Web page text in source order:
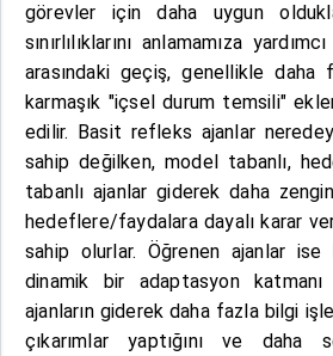
görevler için daha uygun
sınırlılıklarını anlamamıza
arasındaki geçiş, genellikle
karmaşık "içsel durum temsili"
edilir. Basit refleks ajanlar
sahip değilken, model tabanlı,
tabanlı ajanlar giderek daha
hedeflere/faydalara dayalı karar
sahip olurlar. Öğrenen ajanlar ise
dinamik bir adaptasyon katmanı
ajanların giderek daha fazla bilgi
çıkarımlar yaptığını ve daha